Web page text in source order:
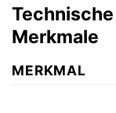
Merkmale
MERKMAL